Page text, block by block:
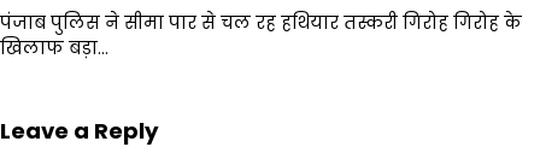
पंजाब पुलिस ने सीमा पार से चल रह हथियार तस्करी गिरोह गिरोह के
खिलाफ बड़ा…
Leave a Reply